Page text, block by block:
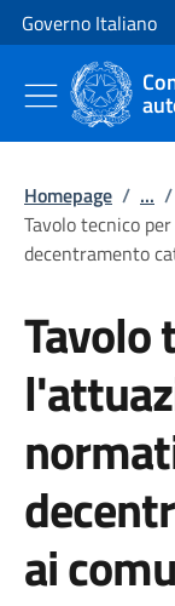
Vai al contenuto
Vai alla navigazione
Governo Italiano
Homepage / ... /
Tavolo tecnico
decentramento
Tavolo
ai